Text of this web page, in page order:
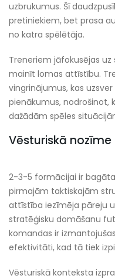
uzbrukumus. Šī
pretiniekiem, bet prasa
no katra spēlētāja.
Treneriem jāfokusējas
mainīt lomas attīstību.
vingrinājumus, kas
pienākumus, nodrošinot,
dažādām spēles
Vēsturiskā nozīme
2-3-5 formācijai ir
pirmajām taktiskajām
attīstība iezīmēja pāreju
stratēģisku domāšanu
komandas ir
efektivitāti, kad tā tiek
Vēsturiskā konteksta